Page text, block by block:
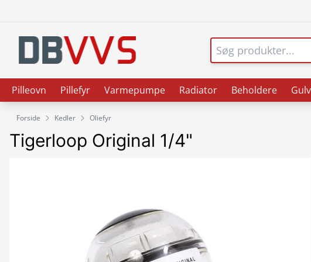
Pilleovn Pillefyr Varmepumpe Radiator Beholdere
Forside Kedler Oliefyr
Tigerloop Original 1/4"